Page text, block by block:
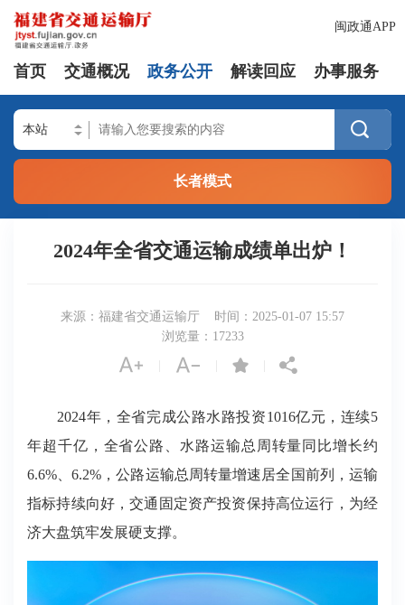
闽政通APP
首页 交通概况 政务公开 解读回应 办事服务

长者模式
2024年全省交通运输成绩单出炉！
来源：福建省交通运输厅
时间：2025-01-07 15:57
浏览量： 17233
   
2024年，全省完成公路水路投资1016亿元，连续5
年超千亿，全省公路、水路运输总周转量同比增长约
6.6%、6.2%，公路运输总周转量增速居全国前列，运输
指标持续向好，交通固定资产投资保持高位运行，为经
济大盘筑牢发展硬支撑。